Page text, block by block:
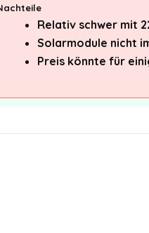
Relativ schwer mit
Solarmodule nicht
Preis könnte für